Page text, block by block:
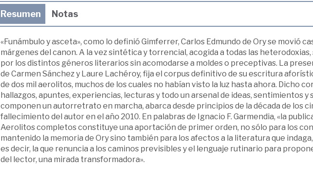
Resumen Notas
«Funámbulo y asceta», como lo definió Gimferrer, Carlos Edmundo de Ory se movió
márgenes del canon. A la vez sintética y torrencial, acogida a todas las
por los distintos géneros literarios sin acomodarse a moldes o preceptivas. La
de Carmen Sánchez y Laure Lachéroy, fija el corpus definitivo de su escritura
de dos mil aerolitos, muchos de los cuales no habían visto la luz hasta ahora. Dicho
hallazgos, apuntes, experiencias, lecturas y todo un arsenal de ideas, sentimientos y
componen un autorretrato en marcha, abarca desde principios de la década de los
fallecimiento del autor en el año 2010. En palabras de Ignacio F. Garmendia, «la
Aerolitos completos constituye una aportación de primer orden, no sólo para los
mantenido la memoria de Ory sino también para los afectos a la literatura que
es decir, la que renuncia a los caminos previsibles y el lenguaje rutinario para
del lector, una mirada transformadora».